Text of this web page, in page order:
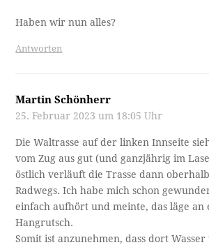
Haben wir nun alles?
Antworten
Martin Schönherr
25. Februar 2023 um 18:05 Uhr
Die Waltrasse auf der linken Innseite
vom Zug aus gut (und ganzjährig im
östlich verläuft die Trasse dann
Radwegs. Ich habe mich schon
einfach aufhört und meinte, das läge an
Hangrutsch.
Somit ist anzunehmen, dass dort